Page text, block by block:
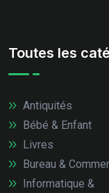
Toutes les
Antiquités
Bébé & Enfant
Livres
Bureau &
Informatique &